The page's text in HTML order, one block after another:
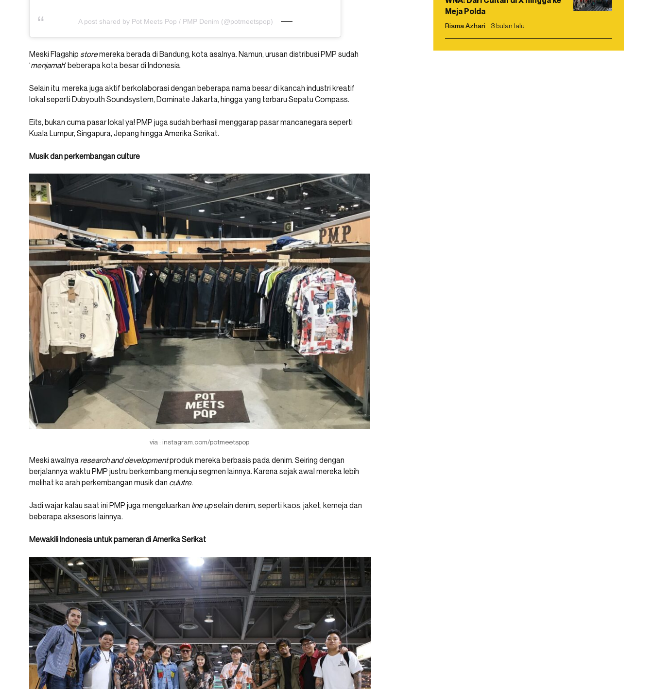
A post shared by Pot Meets Pop / PMP Denim (@potmeetspop)
Meski Flagship storemereka berada di Bandung, kota asalnya. Namun, urusan distribusi PMP sudah
‘menjamah‘ beberapa kota besar di Indonesia.
Selain itu, mereka juga aktif berkolaborasi dengan beberapa nama besar di kancah industri kreatif
lokal seperti Dubyouth Soundsystem, Dominate Jakarta, hingga yang terbaru Sepatu Compass.
Eits, bukan cuma pasar lokal ya! PMP juga sudah berhasil menggarap pasar mancanegara seperti
Kuala Lumpur, Singapura, Jepang hingga Amerika Serikat.
Musik dan perkembangan culture
via : instagram.com/potmeetspop
Meski awalnya research and developmentproduk mereka berbasis pada denim. Seiring dengan
berjalannya waktu PMP justru berkembang menuju segmen lainnya. Karena sejak awal mereka lebih
melihat ke arah perkembangan musik dan culutre.
Jadi wajar kalau saat ini PMP juga mengeluarkan line upselain denim, seperti kaos, jaket, kemeja dan
beberapa aksesoris lainnya.
Mewakili Indonesia untuk pameran di Amerika Serikat
Meja Polda
Risma Azhari 3 bulan lalu